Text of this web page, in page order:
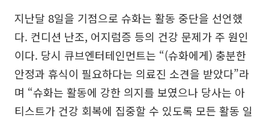
지난달 8일을 기점으로 슈화는 활동 중단을 선언했
다. 컨디션 난조, 어지럼증 등의 건강 문제가 주 원인
이다. 당시 큐브엔터테인먼트는 “(슈화에게) 충분한
안정과 휴식이 필요하다는 의료진 소견을 받았다”라
며 “슈화는 활동에 강한 의지를 보였으나 당사는 아
티스트가 건강 회복에 집중할 수 있도록 모든 활동 일